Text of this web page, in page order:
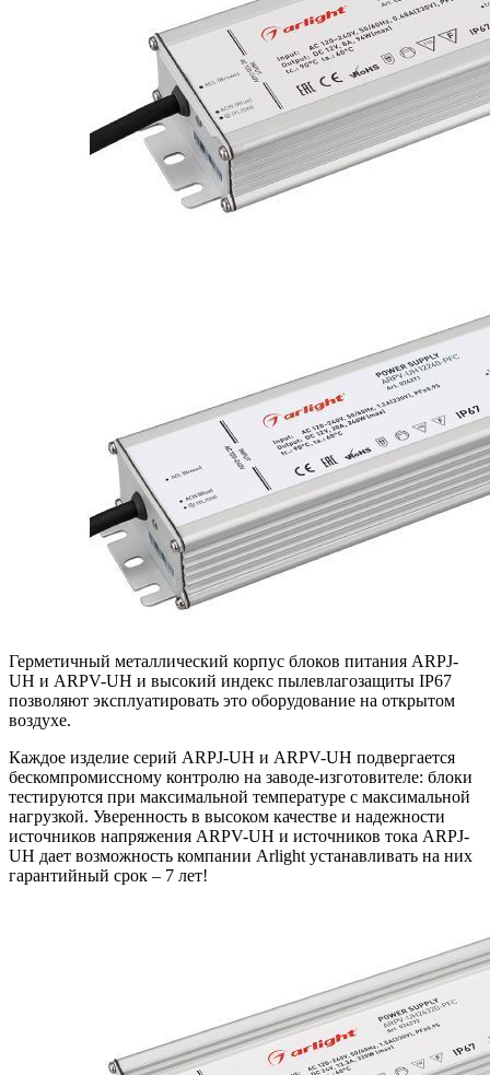
Герметичный металлический корпус блоков питания ARPJ-
UH и ARPV-UH и высокий индекс пылевлагозащиты IP67
позволяют эксплуатировать это оборудование на открытом
воздухе.
Каждое изделие серий ARPJ-UH и ARPV-UH подвергается
бескомпромиссному контролю на заводе-изготовителе: блоки
тестируются при максимальной температуре с максимальной
нагрузкой. Уверенность в высоком качестве и надежности
источников напряжения ARPV-UH и источников тока ARPJ-
UH дает возможность компании Arlight устанавливать на них
гарантийный срок – 7 лет!